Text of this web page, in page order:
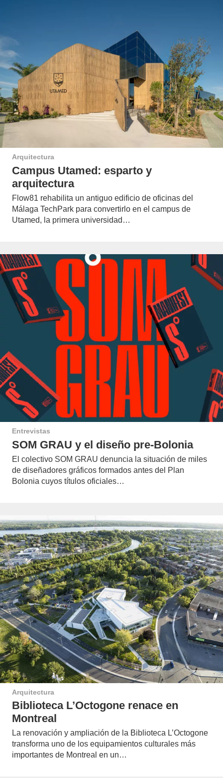
Arquitectura
Campus Utamed: esparto y
arquitectura
Flow81 rehabilita un antiguo edificio de oficinas del
Málaga TechPark para convertirlo en el campus de
Utamed, la primera universidad…
Entrevistas
SOM GRAU y el diseño pre-Bolonia
El colectivo SOM GRAU denuncia la situación de miles
de diseñadores gráficos formados antes del Plan
Bolonia cuyos títulos oficiales…
Arquitectura
Biblioteca L’Octogone renace en
Montreal
La renovación y ampliación de la Biblioteca L’Octogone
transforma uno de los equipamientos culturales más
importantes de Montreal en un…